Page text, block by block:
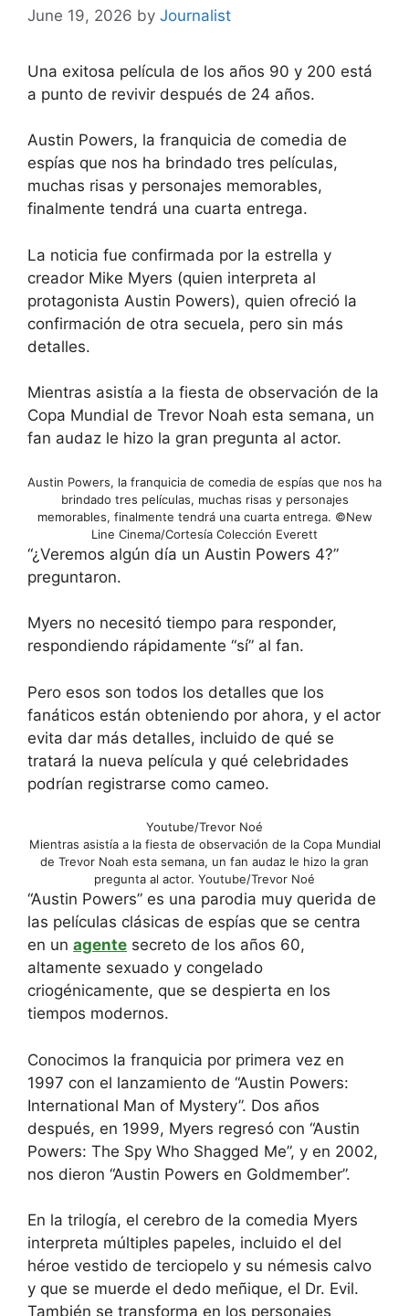
June 19, 2026 by Journalist
Una exitosa película de los años 90 y 200 está
a punto de revivir después de 24 años.
Austin Powers, la franquicia de comedia de
espías que nos ha brindado tres películas,
muchas risas y personajes memorables,
finalmente tendrá una cuarta entrega.
La noticia fue confirmada por la estrella y
creador Mike Myers (quien interpreta al
protagonista Austin Powers), quien ofreció la
confirmación de otra secuela, pero sin más
detalles.
Mientras asistía a la fiesta de observación de la
Copa Mundial de Trevor Noah esta semana, un
fan audaz le hizo la gran pregunta al actor.
Austin Powers, la franquicia de comedia de espías que nos ha
brindado tres películas, muchas risas y personajes
memorables, finalmente tendrá una cuarta entrega. ©New
Line Cinema/Cortesía Colección Everett
“¿Veremos algún día un Austin Powers 4?”
preguntaron.
Myers no necesitó tiempo para responder,
respondiendo rápidamente “sí” al fan.
Pero esos son todos los detalles que los
fanáticos están obteniendo por ahora, y el actor
evita dar más detalles, incluido de qué se
tratará la nueva película y qué celebridades
podrían registrarse como cameo.
Youtube/Trevor Noé
Mientras asistía a la fiesta de observación de la Copa Mundial
de Trevor Noah esta semana, un fan audaz le hizo la gran
pregunta al actor. Youtube/Trevor Noé
“Austin Powers” es una parodia muy querida de
las películas clásicas de espías que se centra
en un agente secreto de los años 60,
altamente sexuado y congelado
criogénicamente, que se despierta en los
tiempos modernos.
Conocimos la franquicia por primera vez en
1997 con el lanzamiento de “Austin Powers:
International Man of Mystery”. Dos años
después, en 1999, Myers regresó con “Austin
Powers: The Spy Who Shagged Me”, y en 2002,
nos dieron “Austin Powers en Goldmember”.
En la trilogía, el cerebro de la comedia Myers
interpreta múltiples papeles, incluido el del
héroe vestido de terciopelo y su némesis calvo
y que se muerde el dedo meñique, el Dr. Evil.
También se transforma en los personajes